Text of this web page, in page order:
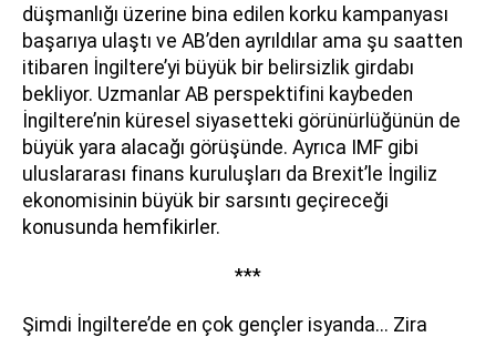
düşmanlığı üzerine bina edilen korku kampanyası
başarıya ulaştı ve AB’den ayrıldılar ama şu saatten
itibaren İngiltere’yi büyük bir belirsizlik girdabı
bekliyor. Uzmanlar AB perspektifini kaybeden
İngiltere’nin küresel siyasetteki görünürlüğünün de
büyük yara alacağı görüşünde. Ayrıca IMF gibi
uluslararası finans kuruluşları da Brexit’le İngiliz
ekonomisinin büyük bir sarsıntı geçireceği
konusunda hemfikirler.
***
Şimdi İngiltere’de en çok gençler isyanda... Zira